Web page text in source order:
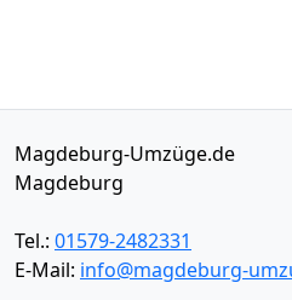
Magdeburg-Umzüge.de
Magdeburg
Tel.: 01579-2482331
E-Mail: info@magdeburg-